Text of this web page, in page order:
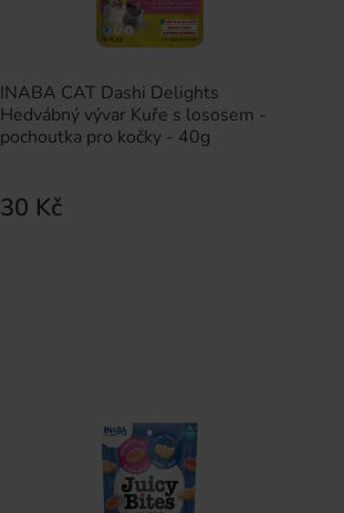
INABA CAT Dashi Delights
Hedvábný vývar Kuře s lososem -
pochoutka pro kočky - 40g
30 Kč